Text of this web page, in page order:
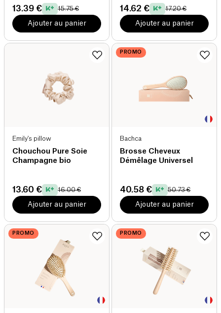
13.39 € 15.75 €
Ajouter au panier
14.62 € 17.20 €
Ajouter au panier
Emily's pillow
Chouchou Pure Soie
Champagne bio
13.60 € 16.00 €
Ajouter au panier
PROMO
Bachca
Brosse Cheveux
Démêlage Universel
40.58 € 50.73 €
Ajouter au panier
PROMO PROMO